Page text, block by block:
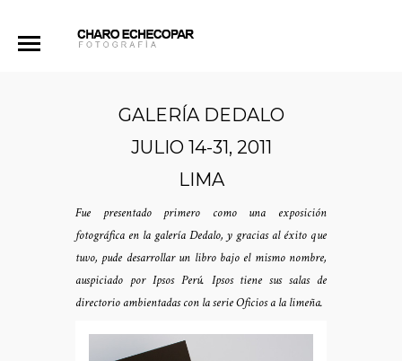
GALERÍA DEDALO
JULIO 14-31, 2011
LIMA
Fue presentado primero como una exposición
fotográfica en la galería Dedalo, y gracias al éxito que
tuvo, pude desarrollar un libro bajo el mismo nombre,
auspiciado por Ipsos Perú. Ipsos tiene sus salas de
directorio ambientadas con la serie Oficios a la limeña.